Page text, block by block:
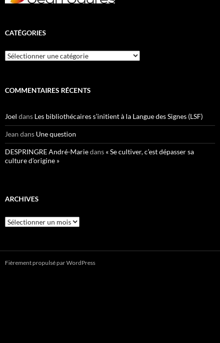
CATÉGORIES
Catégories
COMMENTAIRES RÉCENTS
Joel dans Les bibliothécaires s’initient à la Langue des Signes (LSF)
Jean dans Une question
DESPRINGRE André-Mariedans « Se cultiver, c’est dépasser sa
culture d’origine »
ARCHIVES
Archives
Fièrement propulsé par WordPress